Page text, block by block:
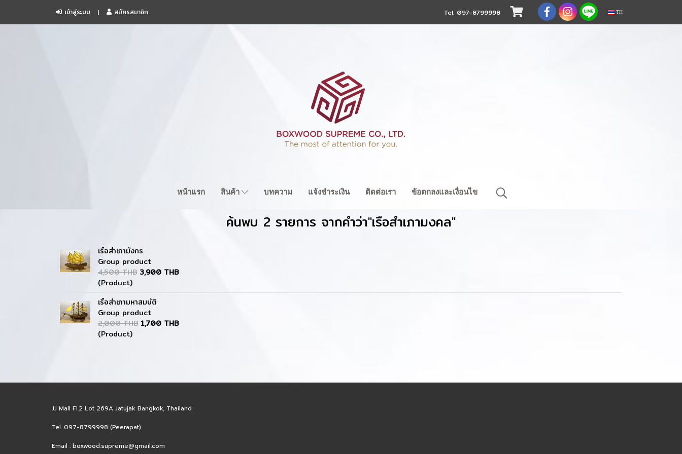
เข้าสู่ระบบ สมัครสมาชิก Tel. 097-8799998 TH
หน้าแรก สินค้า บทความ แจ้งชำระเงิน ติดต่อเรา ข้อตกลงและเงื่อนไข
ค้นพบ 2 รายการ จากคำว่า"เรือสำเภามงคล"
เรือสำเภามังกร
Group product
4,500 THB 3,900 THB
(Product)
เรือสำเภามหาสมบัติ
Group product
2,000 THB 1,700 THB
(Product)
JJ Mall Fl.2 Lot 269A Jatujak Bangkok, Thailand
Tel. 097-8799998 (Peerapat)
Email : boxwood.supreme@gmail.com